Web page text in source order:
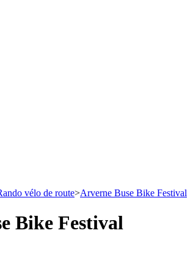
vélo de route>Arverne Buse Bike Festival
Bike Festival